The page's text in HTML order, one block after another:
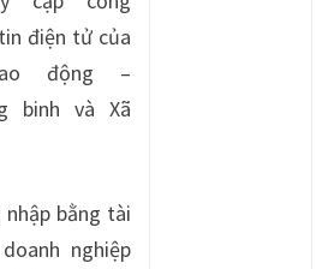
điện tử của
động –
binh và Xã
nhập bằng tài
nghiệp